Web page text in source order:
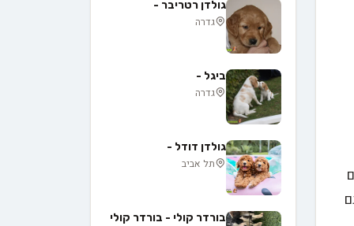
גולדן רטריבר -
גדרה
ביגל -
גדרה
גולדן דודל -
תל אביב
בורדר קולי - בורדר קולי